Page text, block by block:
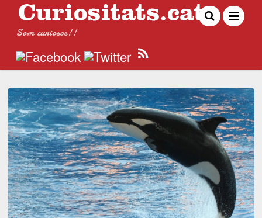
Som curiosos!!